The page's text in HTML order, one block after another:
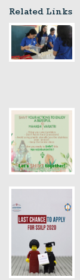
Related Links